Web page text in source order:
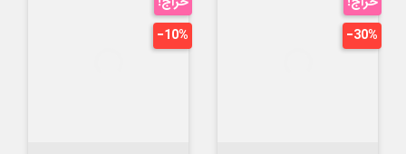
‎−30%
‎−10%